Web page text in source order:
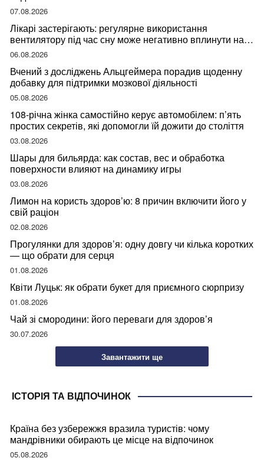
07.08.2026
Лікарі застерігають: регулярне використання
вентилятору під час сну може негативно вплинути на
ваше здоров’я
06.08.2026
Вчений з досліджень Альцгеймера порадив щоденну
добавку для підтримки мозкової діяльності
05.08.2026
108-річна жінка самостійно керує автомобілем: п’ять
простих секретів, які допомогли їй дожити до століття
03.08.2026
Шары для бильярда: как состав, вес и обработка
поверхности влияют на динамику игры
03.08.2026
Лимон на користь здоров’ю: 8 причин включити його у
свій раціон
02.08.2026
Прогулянки для здоров’я: одну довгу чи кілька коротких
— що обрати для серця
01.08.2026
Квіти Луцьк: як обрати букет для приємного сюрпризу
01.08.2026
Чай зі смородини: його переваги для здоров’я
30.07.2026
Завантажити ще
ІСТОРІЯ ТА ВІДПОЧИНОК
Країна без узбережжя вразила туристів: чому
мандрівники обирають це місце на відпочинок
05.08.2026